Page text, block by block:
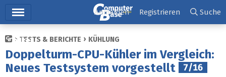
Ticker
Tests
Anmelden Registrieren Suche
TESTS & BERICHTE KÜHLUNG
Doppelturm-CPU-Kühler im Vergleich:
Neues Testsystem vorgestellt
7/16